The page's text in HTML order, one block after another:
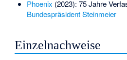
Phoenix (2023): 75 Jahre
Bundespräsident Steinmeier
Einzelnachweise